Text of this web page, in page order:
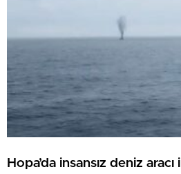
Hopa’da insansız deniz